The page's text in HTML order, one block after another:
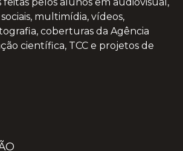
pelos alunos em audiovisual,
multimídia, vídeos,
coberturas da Agência
científica, TCC e projetos de